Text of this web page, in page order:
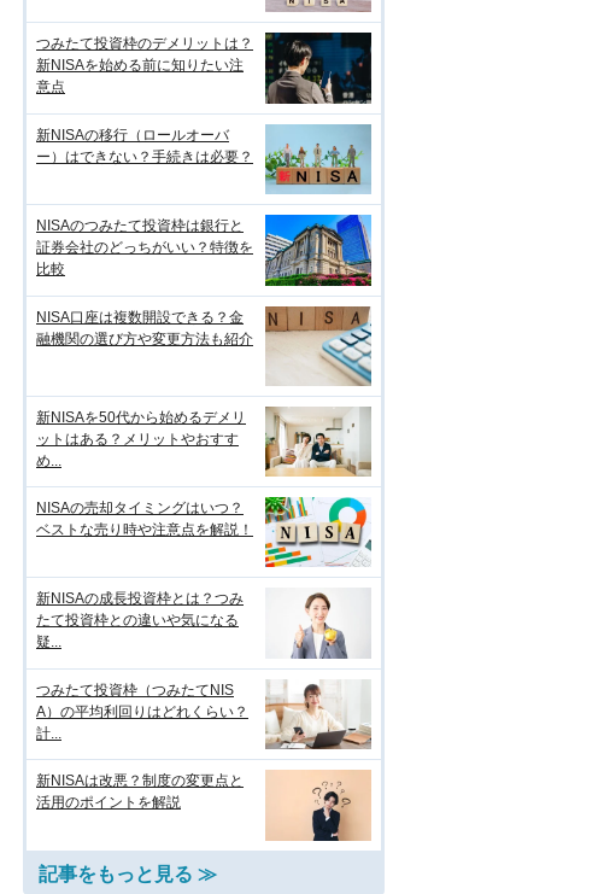
つみたて投資枠のデメリットは？
新NISAを始める前に知りたい注
意点
新NISAの移行（ロールオーバ
ー）はできない？手続きは必要？
NISAのつみたて投資枠は銀行と
証券会社のどっちがいい？特徴を
比較
NISA口座は複数開設できる？金
融機関の選び方や変更方法も紹介
新NISAを50代から始めるデメリ
ットはある？メリットやおすす
め...
NISAの売却タイミングはいつ？
ベストな売り時や注意点を解説！
新NISAの成長投資枠とは？つみ
たて投資枠との違いや気になる
疑...
つみたて投資枠（つみたてNIS
A）の平均利回りはどれくらい？
計...
新NISAは改悪？制度の変更点と
活用のポイントを解説
記事をもっと見る ≫